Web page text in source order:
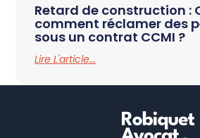
Retard de construction :
comment réclamer des
sous un contrat CCMI ?
Lire L'article...